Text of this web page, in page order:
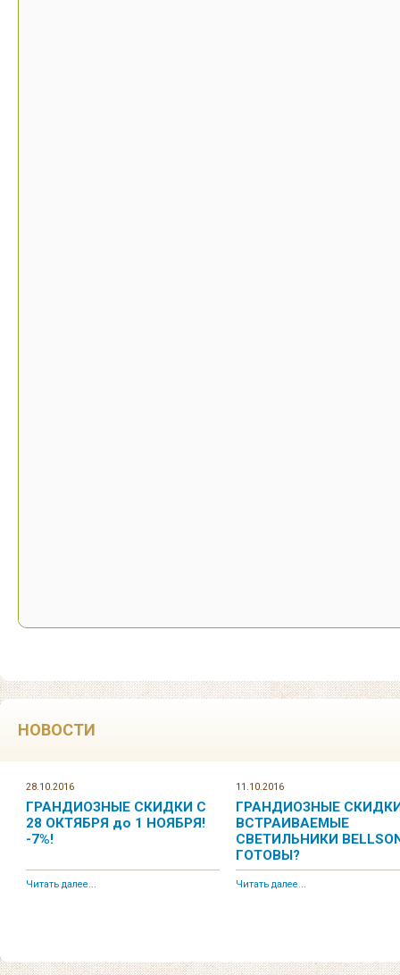
НОВОСТИ
28.10.2016
ГРАНДИОЗНЫЕ СКИДКИ С
28 ОКТЯБРЯ до 1 НОЯБРЯ!
-7%!
Читать далее...
11.10.2016
ГРАНДИОЗНЫЕ
ВСТРАИВАЕМЫЕ
СВЕТИЛЬНИКИ
ГОТОВЫ?
Читать далее...